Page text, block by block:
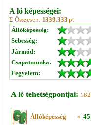
A ló képességei:
Σ Összesen: 1339.333 pt
Állóképesség:
Sebesség:
Jármód:
Csapatmunka:
Fegyelem:
A ló tehetségpontjai:
Állóképesség »